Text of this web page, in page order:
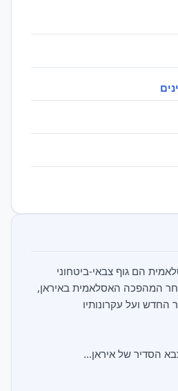
הם גוף צבאי-ביטחוני
בשנת 1979 לאחר המהפכה האסלאמית באיראן,
ועל עקרונותיו
הסדיר של איראן...